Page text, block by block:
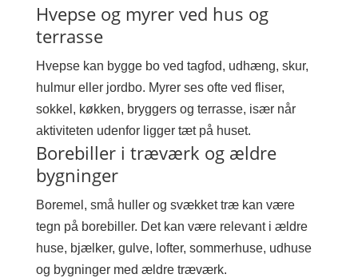
Hvepse og myrer ved hus og
terrasse
Hvepse kan bygge bo ved tagfod, udhæng, skur,
hulmur eller jordbo. Myrer ses ofte ved fliser,
sokkel, køkken, bryggers og terrasse, især når
aktiviteten udenfor ligger tæt på huset.
Borebiller i træværk og ældre
bygninger
Boremel, små huller og svækket træ kan være
tegn på borebiller. Det kan være relevant i ældre
huse, bjælker, gulve, lofter, sommerhuse, udhuse
og bygninger med ældre træværk.